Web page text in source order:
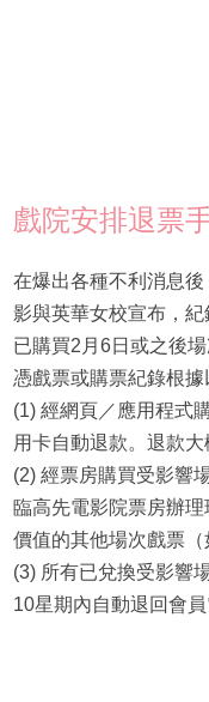
戲院安排退票
在爆出各種不利消息
影與英華女校宣布，紀
已購買2月6日或之後
憑戲票或購票紀錄根據
(1) 經網頁／應用程式
用卡自動退款。退款大
(2) 經票房購買受影響
臨高先電影院票房辦
價值的其他場次戲票（
(3) 所有已兌換受影響
10星期內自動退回會員